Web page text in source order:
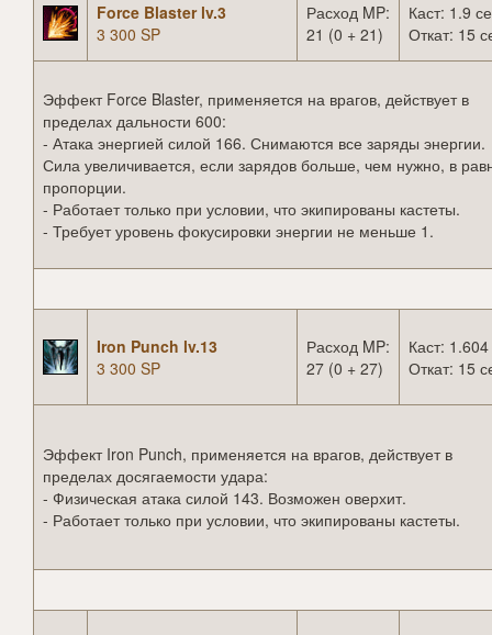
Force Blaster lv.3
3 300 SP
Расход MP:
21 (0 + 21)
Каст: 1.9
Откат: 15
Эффект Force Blaster, применяется на врагов, действует в
пределах дальности 600:
- Атака энергией силой 166. Снимаются все заряды энергии.
Сила увеличивается, если зарядов больше, чем нужно, в
пропорции.
- Работает только при условии, что экипированы кастеты.
- Требует уровень фокусировки энергии не меньше 1.
Iron Punch lv.13
3 300 SP
Расход MP:
27 (0 + 27)
Каст: 1.604
Откат: 15
Эффект Iron Punch, применяется на врагов, действует в
пределах досягаемости удара:
- Физическая атака силой 143. Возможен оверхит.
- Работает только при условии, что экипированы кастеты.